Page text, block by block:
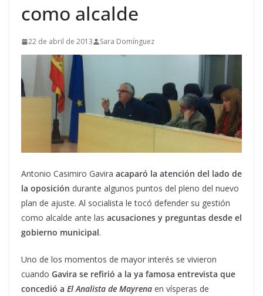
como alcalde
22 de abril de 2013 Sara Domínguez
Antonio Casimiro Gavira acaparó la atención del lado de
la oposición durante algunos puntos del pleno del nuevo
plan de ajuste. Al socialista le tocó defender su gestión
como alcalde ante las acusaciones y preguntas desde el
gobierno municipal.
Uno de los momentos de mayor interés se vivieron
cuando Gavira se refirió a la ya famosa entrevista que
concedió a El Analista de Mayrena en vísperas de